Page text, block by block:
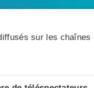
sur les chaînes